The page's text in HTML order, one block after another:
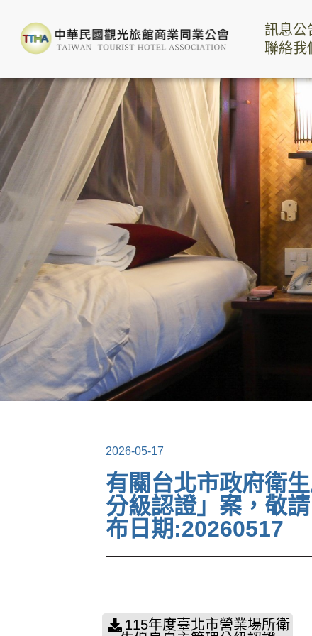
訊息公
聯絡我
2026-05-17
有關台北市政府衛
分級認證」案，敬
布日期:20260517
115年度臺北市營業場所衛